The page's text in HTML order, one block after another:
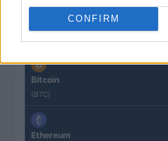
CONFIRM
Bitcoin
(BTC)
Ethereum